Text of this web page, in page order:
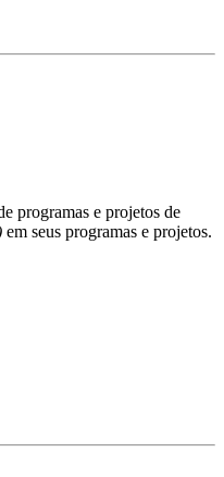
programas e projetos de
em seus programas e projetos.